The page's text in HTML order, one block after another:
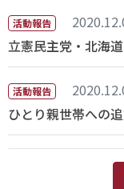
活動報告
立憲民主党・北海
活動報告
ひとり親世帯への